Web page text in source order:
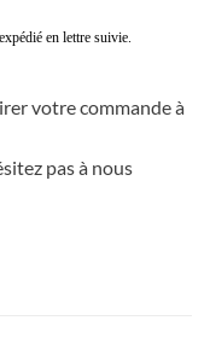
en lettre suivie.
votre commande à
pas à nous